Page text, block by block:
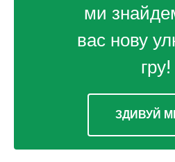
ми
вас нову
гру!
ЗДИВУЙ